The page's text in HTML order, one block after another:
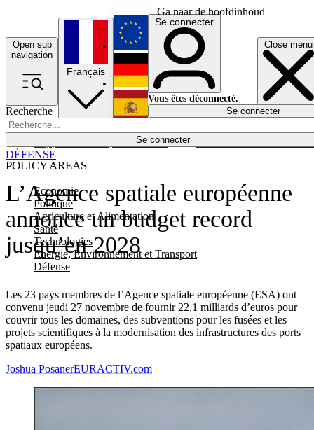
Ga naar de hoofdinhoud
Open sub
navigation
Close menu
Recherche
Se connecter
POLICY AREAS
Economie
Politique
Agriculture et Alimentation
Santé
Technologies
Energie, Environnement et Transport
Défense
Économie
Français
English
Deutsch
Español
Se connecter
Vous êtes déconnecté.
Se connecter
L’Agence spatiale européenne
annonce un budget record
jusqu’en 2028
Les 23 pays membres de l’Agence spatiale européenne (ESA) ont
convenu jeudi 27 novembre de fournir 22,1 milliards d’euros pour
couvrir tous les domaines, des subventions pour les fusées et les
projets scientifiques à la modernisation des infrastructures des ports
spatiaux européens.
DÉFENSE
Joshua PosanerEURACTIV.com